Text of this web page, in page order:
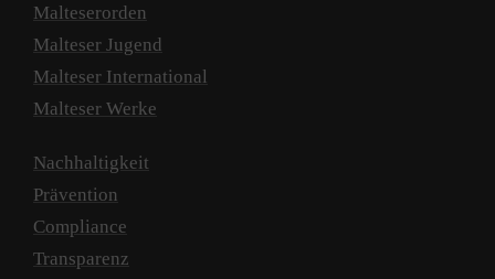
Malteserorden
Malteser Jugend
Malteser International
Malteser Werke
Nachhaltigkeit
Prävention
Compliance
Transparenz